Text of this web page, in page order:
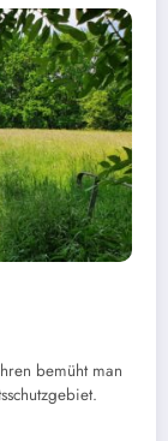
bemüht man